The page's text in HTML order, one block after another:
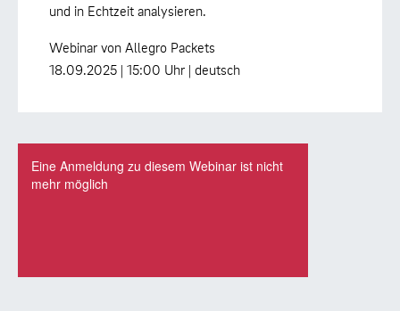
und in Echtzeit analysieren.
Webinar von Allegro Packets
18.09.2025 | 15:00 Uhr | deutsch